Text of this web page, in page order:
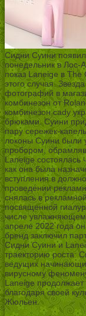
Сидни Суини
понедельник в Лос-
показ Laneige в
этого случая.
фотографий в
комбинезон от
комбинезон cady
брюками. Суини
пару сережек-
локоны Суини были
пробором,
Laneige состоялась
как она была
вступления в
проведении
снялась в
посвященной
числе
апреле 2022 года
бренд заключил
Сидни Суини и
траекторию роста:
ведущих
вирусному
Laneige продолжает
благодаря своей
Жюльен.